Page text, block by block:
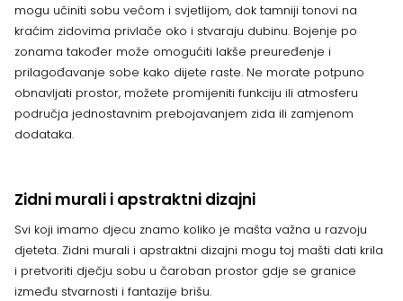
mogu učiniti sobu većom i svjetlijom, dok tamniji tonovi na
kraćim zidovima privlače oko i stvaraju dubinu. Bojenje po
zonama također može omogućiti lakše preuređenje i
prilagođavanje sobe kako dijete raste. Ne morate potpuno
obnavljati prostor, možete promijeniti funkciju ili atmosferu
područja jednostavnim prebojavanjem zida ili zamjenom
dodataka.
Zidni murali i apstraktni dizajni
Svi koji imamo djecu znamo koliko je mašta važna u razvoju
djeteta. Zidni murali i apstraktni dizajni mogu toj mašti dati krila
i pretvoriti dječju sobu u čaroban prostor gdje se granice
između stvarnosti i fantazije brišu.